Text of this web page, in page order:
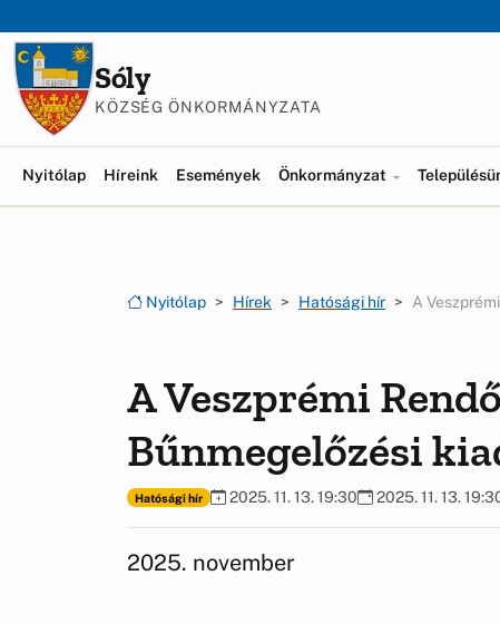
Sóly
KÖZSÉG ÖNKORMÁNYZATA
Nyitólap Híreink Események Önkormányzat
Nyitólap Hírek Hatósági hír A
A Veszprémi
Bűnmegelőzési
Hatósági hír 2025. 11. 13. 19:30 2025. 11. 13.
2025. november